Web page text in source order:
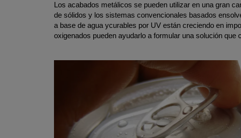
Los acabados metálicos se pueden utilizar en una gran
de sólidos y los sistemas convencionales basados
a base de agua ycurables por UV están creciendo en
oxigenados pueden ayudarlo a formular una solución